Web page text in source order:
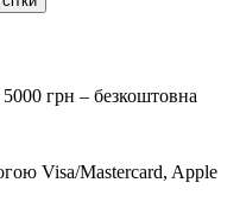
5000 грн – безкоштовна
Visa/Mastercard, Apple